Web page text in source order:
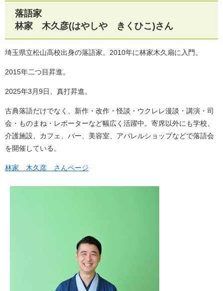
落語家
林家 木久彦(はやしや きくひこ)さん
埼玉県立松山高校出身の落語家。2010年に林家木久扇に入門。
2015年二つ目昇進。
2025年3月9日、真打昇進。
古典落語だけでなく、新作・改作・怪談・ウクレレ漫談・講演・司
会・ものまね・レポーターなど幅広く活躍中。寄席以外にも学校、
介護施設、カフェ、バー、美容室、アパレルショップなどで落語会
を開催している。
林家 木久彦 さんページ